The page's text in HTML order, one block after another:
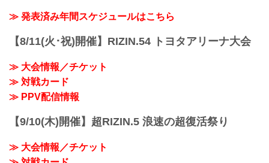
定）
FFオフィシャルサイトにてご案内しま
す。
さいたまスーパーアリーナ
≫ 発表済み年間スケジュールはこちら
【8/11(火･祝)開催】RIZIN.54 トヨタアリーナ大会
≫ 大会情報／チケット
≫ 対戦カード
≫ PPV配信情報
【9/10(木)開催】超RIZIN.5 浪速の超復活祭り
≫ 大会情報／チケット